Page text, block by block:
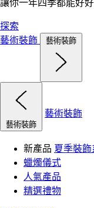
讓你一年四季都能好
探索
藝術裝飾
藝術裝飾
藝術裝飾
藝術裝飾
新產品 夏季裝飾
蠟燭儀式
人氣產品
精選禮物